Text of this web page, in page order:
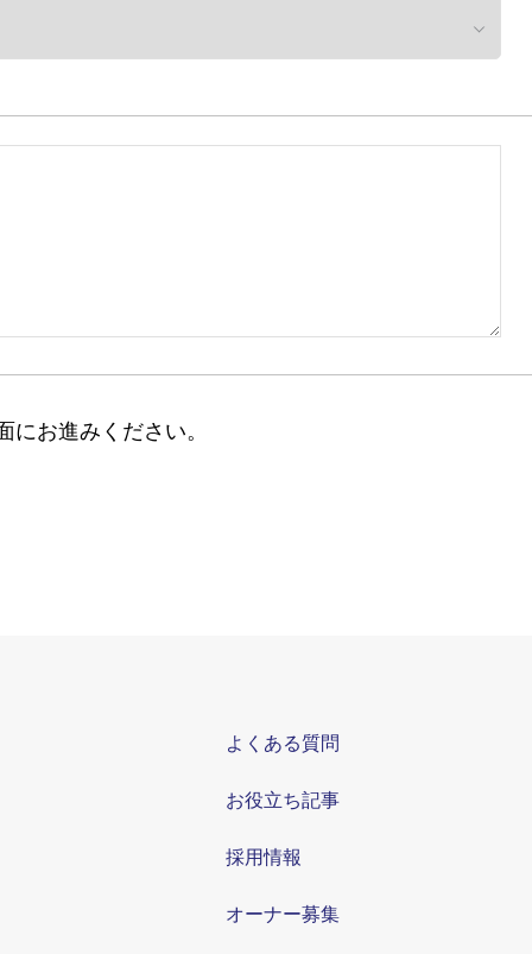
お進みください。
よくある質問
お役立ち記事
採用情報
オーナー募集